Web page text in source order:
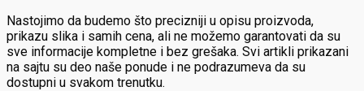
Nastojimo da budemo što precizniji u opisu proizvoda,
prikazu slika i samih cena, ali ne možemo garantovati da su
sve informacije kompletne i bez grešaka. Svi artikli prikazani
na sajtu su deo naše ponude i ne podrazumeva da su
dostupni u svakom trenutku.